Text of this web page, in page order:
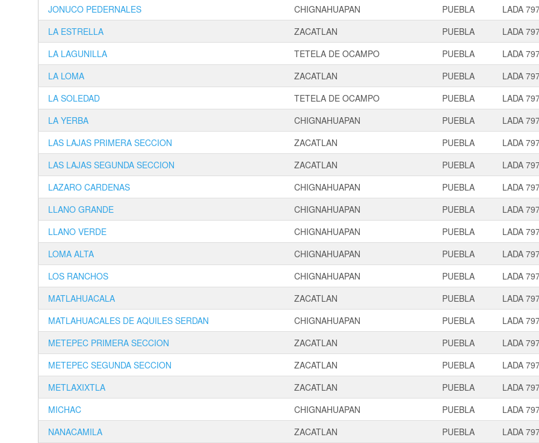
JONUCO PEDERNALES
CHIGNAHUAPAN PUEBLA
LADA
LA ESTRELLA
ZACATLAN PUEBLA
LADA
LA LAGUNILLA
TETELA DE OCAMPO PUEBLA
LADA
LA LOMA
ZACATLAN PUEBLA
LADA
LA SOLEDAD
TETELA DE OCAMPO PUEBLA
LADA
LA YERBA
CHIGNAHUAPAN PUEBLA
LADA
LAS LAJAS PRIMERA SECCION
ZACATLAN PUEBLA
LADA
LAS LAJAS SEGUNDA SECCION
ZACATLAN PUEBLA
LADA
LAZARO CARDENAS
CHIGNAHUAPAN PUEBLA
LADA
LLANO GRANDE
CHIGNAHUAPAN PUEBLA
LADA
LLANO VERDE
CHIGNAHUAPAN PUEBLA
LADA
LOMA ALTA
CHIGNAHUAPAN PUEBLA
LADA
LOS RANCHOS
CHIGNAHUAPAN PUEBLA
LADA
MATLAHUACALA
ZACATLAN PUEBLA
LADA
MATLAHUACALES DE AQUILES SERDAN
CHIGNAHUAPAN PUEBLA
LADA
METEPEC PRIMERA SECCION
ZACATLAN PUEBLA
LADA
METEPEC SEGUNDA SECCION
ZACATLAN PUEBLA
LADA
METLAXIXTLA
ZACATLAN PUEBLA
LADA
MICHAC
CHIGNAHUAPAN PUEBLA
LADA
NANACAMILA
ZACATLAN PUEBLA
LADA